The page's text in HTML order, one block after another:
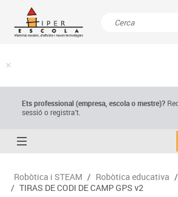
Ets professional (empresa,escola o mestre)?
sessió o registra't.
Robòtica i STEAM / Robòtica educativa /
/ TIRAS DE CODI DE CAMP GPS v2